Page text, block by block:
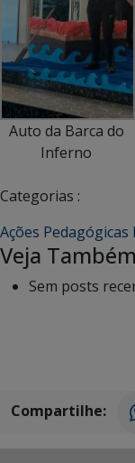
Auto da Barca do
Inferno
Categorias :
Ações Pedagógicas
Veja Também
Sem posts
Compartilhe: